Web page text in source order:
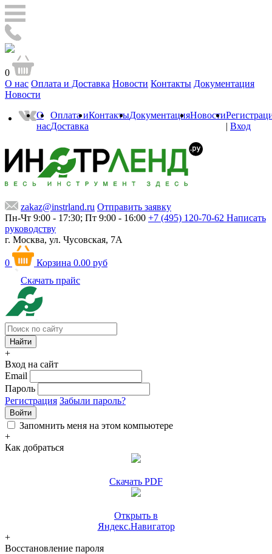
0
О нас Оплата и Доставка Новости Контакты Документация
Новости
О
нас
Оплата и
Доставка
КонтактыДокументацияНовости
| Вход
zakaz@instrland.ru Отправить заявку
Пн-Чт 9:00 - 17:30; Пт 9:00 - 16:00 +7 (495) 120-70-62 Написать
руководству
г. Москва, ул. Чусовская, 7А
0 Корзина 0.00 руб
Скачать прайс
+
Вход на сайт
Email
Пароль
Регистрация Забыли пароль?
Войти
Запомнить меня на этом компьютере
+
Как добраться
Скачать PDF
Открыть в
Яндекс.Навигатор
+
Восстановление пароля